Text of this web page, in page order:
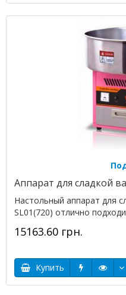
Аппарат для сладкой
Настольный аппарат для
SL01(720) отлично
15163.60 грн.
Купить